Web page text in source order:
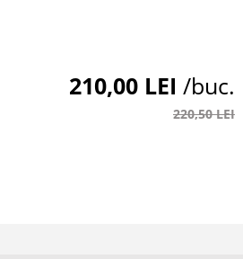
210,00 LEI /buc.
220,50 LEI